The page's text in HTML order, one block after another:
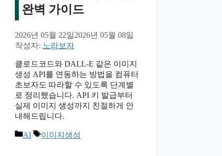
완벽 가이드
2026년 05월 22일2026년 05월 08일
작성자: 노라보자
클로드코드와 DALL-E 같은 이미지
생성 API를 연동하는 방법을 컴퓨터
초보자도 따라할 수 있도록 단계별
로 정리했습니다. API 키 발급부터
실제 이미지 생성까지 친절하게 안
내해드립니다.
카
AI
태
이미지생성